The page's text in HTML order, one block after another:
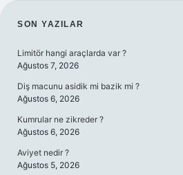
SIDEBAR
SON YAZILAR
Limitör hangi araçlarda var ?
Ağustos 7, 2026
Diş macunu asidik mi bazik mi ?
Ağustos 6, 2026
Kumrular ne zikreder ?
Ağustos 6, 2026
Aviyet nedir ?
Ağustos 5, 2026